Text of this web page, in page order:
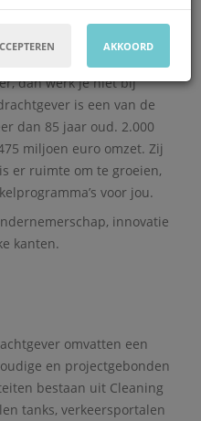
dan werk je niet bij
is een van de
dan 85 jaar oud. 2.000
miljoen euro omzet. Zij
er ruimte om te groeien,
voor jou.
innovatie
kanten.
omvatten een
en projectgebonden
bestaan uit Cleaning
tanks, verkeersportalen
AKKOORD